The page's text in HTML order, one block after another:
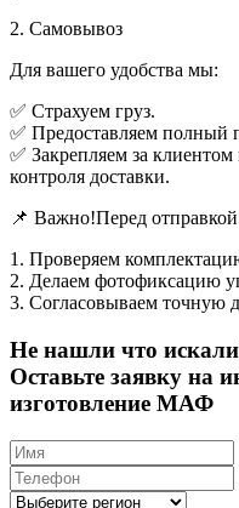
2. Самовывоз
Для вашего удобства мы:
✅ Страхуем груз.
✅ Предоставляем полный
✅ Закрепляем за
контроля доставки.
📌 Важно!Перед
1. Проверяем
2. Делаем фотофиксацию
3. Согласовываем точную
Не нашли что
Оставьте заявку на
изготовление МАФ